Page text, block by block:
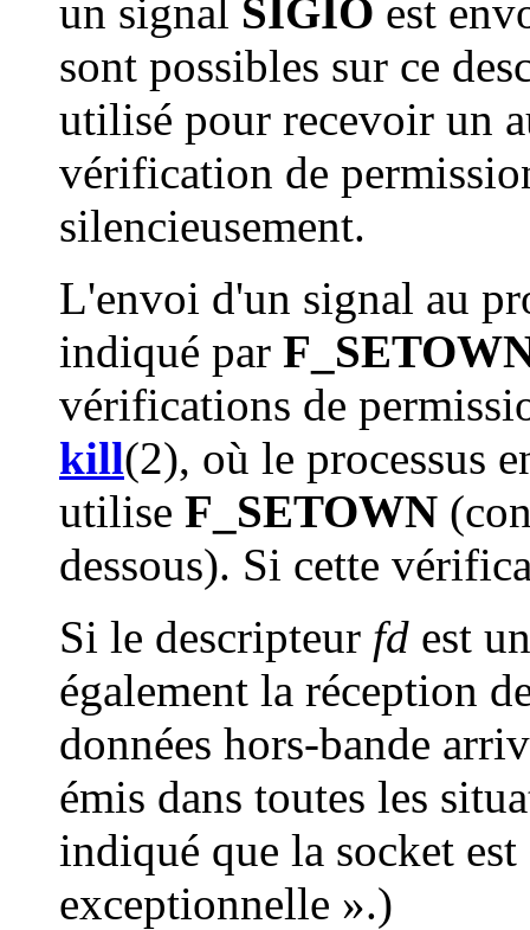
un signal SIGIO est
sont possibles sur ce
utilisé pour recevoir un
vérification de
silencieusement.
L'envoi d'un signal au
indiqué par
vérifications de
kill(2), où le processus
utilise F_SETOWN
dessous). Si cette
Si le descripteur fd est
également la réception
données hors-bande
émis dans toutes les
indiqué que la socket
exceptionnelle ».)